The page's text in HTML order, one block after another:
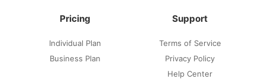
Pricing
Individual Plan
Business Plan
Support
Terms of Service
Privacy Policy
Help Center